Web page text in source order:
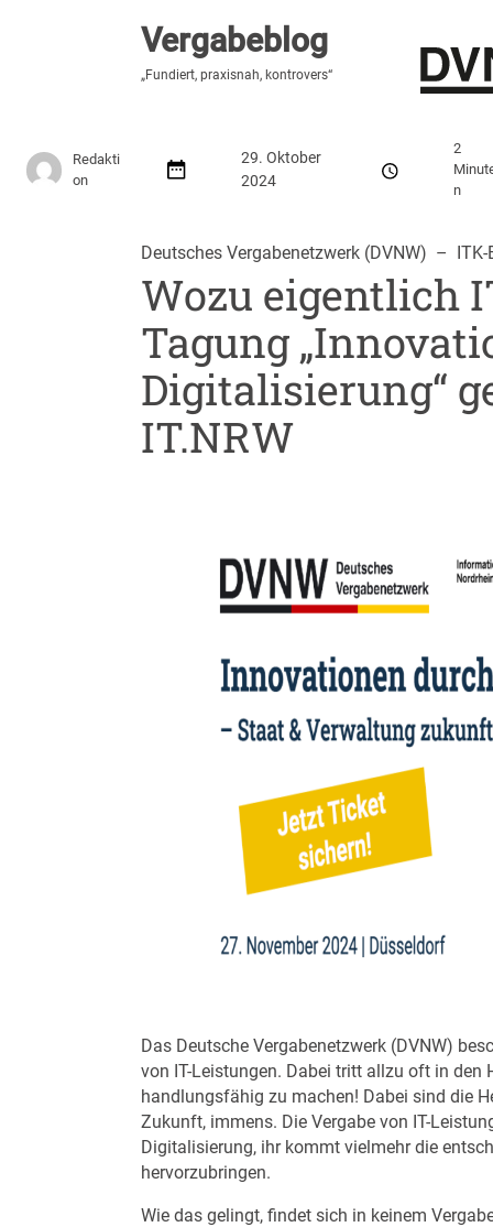
Vergabeblog
„Fundiert, praxisnah, kontrovers“
Vergabeblog
„Fundiert, praxisnah, kontrovers“
Redakti
on
29. Oktober
2024
2
n
Deutsches Vergabenetzwerk (DVNW)
  –
Wozu eigentlich
Tagung
Digitalisierung“
IT.NRW
Das Deutsche Vergabenetzwerk (DVNW)
von IT-Leistungen. Dabei tritt allzu oft in den
handlungsfähig zu machen! Dabei sind die
Zukunft, immens. Die Vergabe von IT-
Digitalisierung, ihr kommt vielmehr die
hervorzubringen.
Wie das gelingt, findet sich in keinem